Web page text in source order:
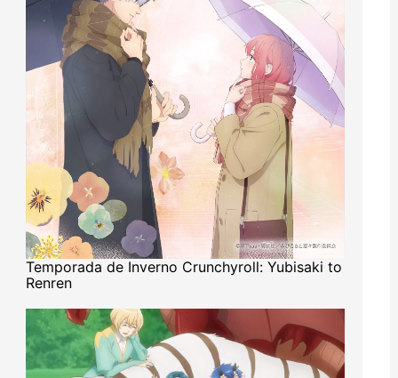
Temporada de Inverno Crunchyroll: Yubisaki to
Renren